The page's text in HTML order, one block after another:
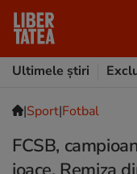
Ultimele știri
|Sport|Fotbal
FCSB,